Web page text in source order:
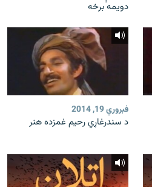
دویمه برخه
فبروري 19, 2014
د سندرغاړي رحیم غمزده هنر